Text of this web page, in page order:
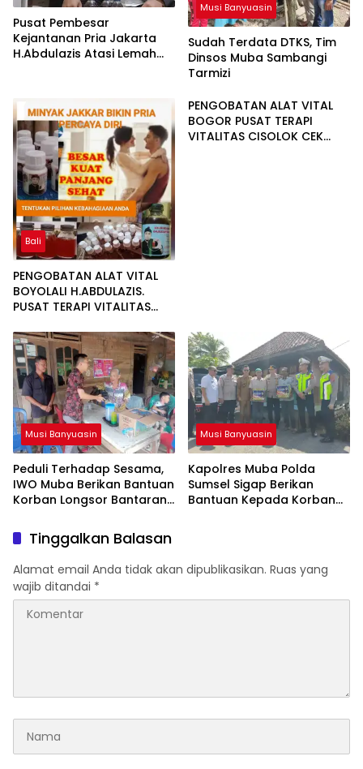
Pusat Pembesar
Kejantanan Pria Jakarta
H.Abdulazis Atasi Lemah
Musi Banyuasin
Sudah Terdata DTKS, Tim
Dinsos Muba Sambangi
Tarmizi
Bali
PENGOBATAN ALAT VITAL
BOYOLALI H.ABDULAZIS.
PUSAT TERAPI VITALITAS
PENGOBATAN ALAT VITAL
BOGOR PUSAT TERAPI
VITALITAS CISOLOK CEK
Musi Banyuasin
Peduli Terhadap Sesama,
IWO Muba Berikan Bantuan
Korban Longsor Bantaran
Musi Banyuasin
Kapolres Muba Polda
Sumsel Sigap Berikan
Bantuan Kepada Korban
Tinggalkan Balasan
Alamat email Anda tidak akan dipublikasikan. Ruas yang
wajib ditandai *